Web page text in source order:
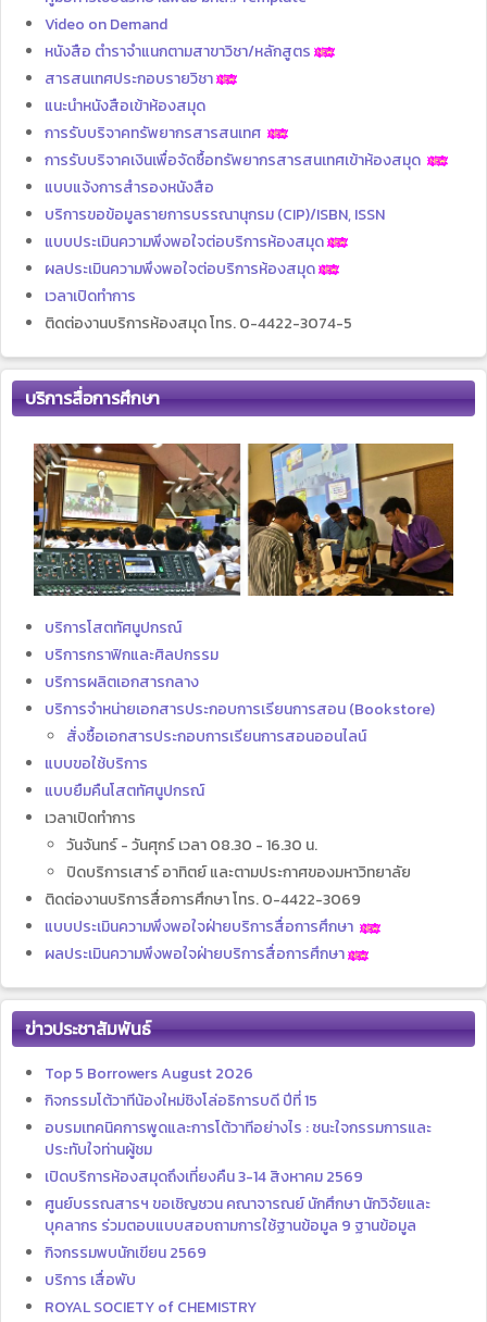
Video on Demand
หนังสือ ตำราจำแนกตามสาขาวิชา/หลักสูตร
สารสนเทศประกอบรายวิชา
แนะนำหนังสือเข้าห้องสมุด
การรับบริจาคทรัพยากรสารสนเทศ
การรับบริจาคเงินเพื่อจัดซื้อทรัพยากรสารสนเทศเข้าห้องสมุด
แบบแจ้งการสำรองหนังสือ
บริการขอข้อมูลรายการบรรณานุกรม (CIP)/ISBN, ISSN
แบบประเมินความพึงพอใจต่อบริการห้องสมุด
ผลประเมินความพึงพอใจต่อบริการห้องสมุด
เวลาเปิดทำการ
ติดต่องานบริการห้องสมุด โทร. 0-4422-3074-5
บริการสื่อการศึกษา
บริการโสตทัศนูปกรณ์
บริการกราฟิกและศิลปกรรม
บริการผลิตเอกสารกลาง
บริการจำหน่ายเอกสารประกอบการเรียนการสอน (Bookstore)
สั่งซื้อเอกสารประกอบการเรียนการสอนออนไลน์
แบบขอใช้บริการ
แบบยืมคืนโสตทัศนูปกรณ์
เวลาเปิดทำการ
วันจันทร์ - วันศุกร์ เวลา 08.30 - 16.30 น.
ปิดบริการเสาร์ อาทิตย์ และตามประกาศของมหาวิทยาลัย
ติดต่องานบริการสื่อการศึกษา โทร. 0-4422-3069
แบบประเมินความพึงพอใจฝ่ายบริการสื่อการศึกษา
ผลประเมินความพึงพอใจฝ่ายบริการสื่อการศึกษา
ข่าวประชาสัมพันธ์
Top 5 Borrowers August 2026
กิจกรรมโต้วาทีน้องใหม่ชิงโล่อธิการบดี ปีที่ 15
อบรมเทคนิคการพูดและการโต้วาทีอย่างไร : ชนะใจกรรมการและ
ประทับใจท่านผู้ชม
เปิดบริการห้องสมุดถึงเที่ยงคืน 3-14 สิงหาคม 2569
ศูนย์บรรณสารฯ ขอเชิญชวน คณาจารณย์ นักศึกษา นักวิจัยและ
บุคลากร ร่วมตอบแบบสอบถามการใช้ฐานข้อมูล 9 ฐานข้อมูล
กิจกรรมพบนักเขียน 2569
บริการ เสื่อพับ
ROYAL SOCIETY of CHEMISTRY